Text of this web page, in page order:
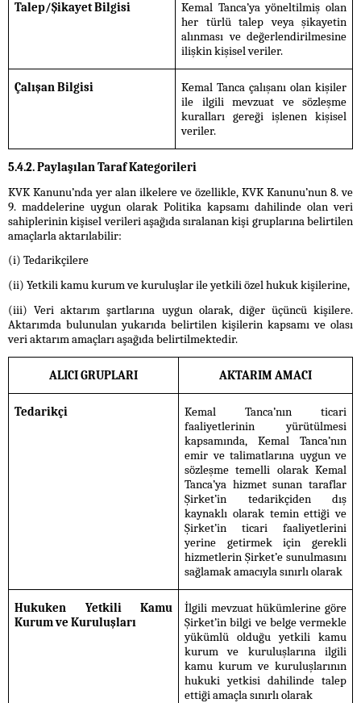
Talep/Şikayet Bilgisi
Kemal Tanca’ya yöneltilmiş olan
her türlü talep veya şikayetin
alınması ve değerlendirilmesine
ilişkin kişisel veriler.
Çalışan Bilgisi
Kemal Tanca çalışanı olan kişiler
ile ilgili mevzuat ve sözleşme
kuralları gereği işlenen kişisel
veriler.
5.4.2. Paylaşılan Taraf Kategorileri
KVK Kanunu’nda yer alan ilkelere ve özellikle, KVK Kanunu’nun 8. ve
9. maddelerine uygun olarak Politika kapsamı dahilinde olan veri
sahiplerinin kişisel verileri aşağıda sıralanan kişi gruplarına belirtilen
amaçlarla aktarılabilir:
(i) Tedarikçilere
(ii) Yetkili kamu kurum ve kuruluşlar ile yetkili özel hukuk kişilerine,
(iii) Veri aktarım şartlarına uygun olarak, diğer üçüncü kişilere.
Aktarımda bulunulan yukarıda belirtilen kişilerin kapsamı ve olası
veri aktarım amaçları aşağıda belirtilmektedir.
ALICI GRUPLARI AKTARIM AMACI
Tedarikçi
Kemal Tanca’nın ticari
faaliyetlerinin yürütülmesi
kapsamında, Kemal Tanca’nın
emir ve talimatlarına uygun ve
sözleşme temelli olarak Kemal
Tanca’ya hizmet sunan taraflar
Şirket’in tedarikçiden dış
kaynaklı olarak temin ettiği ve
Şirket’in ticari faaliyetlerini
yerine getirmek için gerekli
hizmetlerin Şirket’e sunulmasını
sağlamak amacıyla sınırlı olarak
Hukuken Yetkili Kamu
Kurum ve Kuruluşları
İlgili mevzuat hükümlerine göre
Şirket’in bilgi ve belge vermekle
yükümlü olduğu yetkili kamu
kurum ve kuruluşlarına ilgili
kamu kurum ve kuruluşlarının
hukuki yetkisi dahilinde talep
ettiği amaçla sınırlı olarak